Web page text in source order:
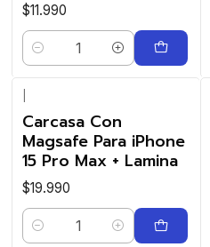
$11.990
Cantidad
Carcasa Con
Magsafe Para iPhone
15 Pro Max + Lamina
$19.990
Cantidad